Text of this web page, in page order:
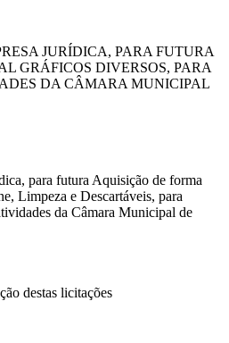
JURÍDICA, PARA FUTURA
GRÁFICOS DIVERSOS, PARA
DA CÂMARA MUNICIPAL
para futura Aquisição de forma
Limpeza e Descartáveis, para
da Câmara Municipal de
destas licitações